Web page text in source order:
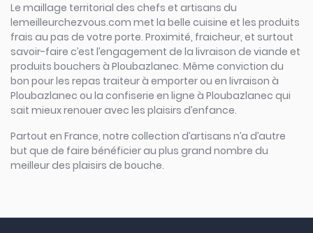
Le maillage territorial des chefs et artisans du
lemeilleurchezvous.com met la belle cuisine et les produits
frais au pas de votre porte. Proximité, fraicheur, et surtout
savoir-faire c’est l’engagement de la livraison de viande et
produits bouchers à Ploubazlanec. Même conviction du
bon pour les repas traiteur à emporter ou en livraison à
Ploubazlanec ou la confiserie en ligne à Ploubazlanec qui
sait mieux renouer avec les plaisirs d’enfance.
Partout en France, notre collection d’artisans n’a d’autre
but que de faire bénéficier au plus grand nombre du
meilleur des plaisirs de bouche.